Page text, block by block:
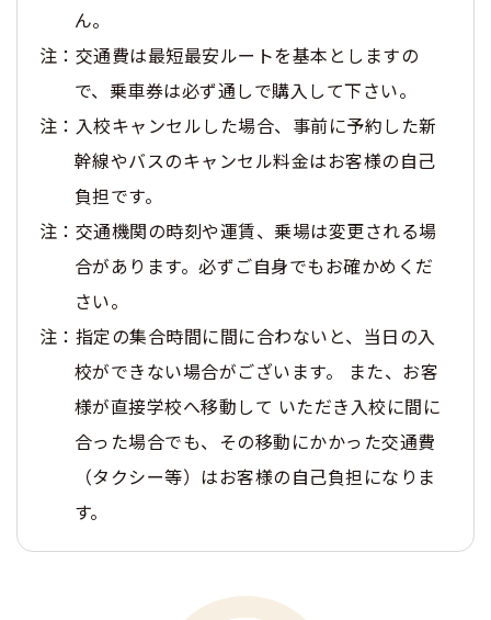
ん。
注：交通費は最短最安ルートを基本としますの
で、乗車券は必ず通しで購入して下さい。
注：入校キャンセルした場合、事前に予約した新
幹線やバスのキャンセル料金はお客様の自己
負担です。
注：交通機関の時刻や運賃、乗場は変更される場
合があります。必ずご自身でもお確かめくだ
さい。
注：指定の集合時間に間に合わないと、当日の入
校ができない場合がございます。 また、お客
様が直接学校へ移動して いただき入校に間に
合った場合でも、その移動にかかった交通費
（タクシー等）はお客様の自己負担になりま
す。